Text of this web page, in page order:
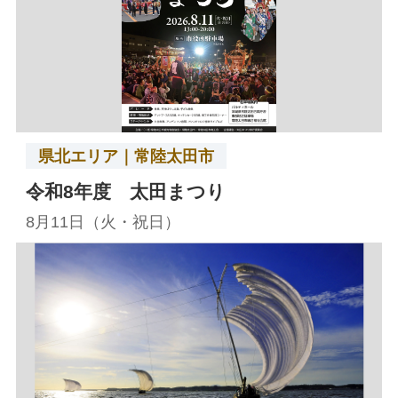
県北エリア｜常陸太田市
令和8年度 太田まつり
8月11日（火・祝日）